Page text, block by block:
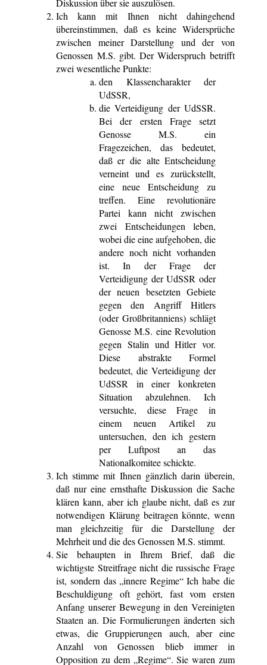
Diskussion über sie auszulösen.
Ich kann mit Ihnen nicht dahingehend
übereinstimmen, daß es keine Widersprüche
zwischen meiner Darstellung und der von
Genossen M.S. gibt. Der Widerspruch betrifft
zwei wesentliche Punkte:
den Klassencharakter der
UdSSR,
die Verteidigung der UdSSR.
Bei der ersten Frage setzt
Genosse M.S. ein
Fragezeichen, das bedeutet,
daß er die alte Entscheidung
verneint und es zurückstellt,
eine neue Entscheidung zu
treffen. Eine revolutionäre
Partei kann nicht zwischen
zwei Entscheidungen leben,
wobei die eine aufgehoben, die
andere noch nicht vorhanden
ist. In der Frage der
Verteidigung der UdSSR oder
der neuen besetzten Gebiete
gegen den Angriff Hitlers
(oder Großbritanniens) schlägt
Genosse M.S. eine Revolution
gegen Stalin und Hitler vor.
Diese abstrakte Formel
bedeutet, die Verteidigung der
UdSSR in einer konkreten
Situation abzulehnen. Ich
versuchte, diese Frage in
einem neuen Artikel zu
untersuchen, den ich gestern
per Luftpost an das
Nationalkomitee schickte.
Ich stimme mit Ihnen gänzlich darin überein,
daß nur eine ernsthafte Diskussion die Sache
klären kann, aber ich glaube nicht, daß es zur
notwendigen Klärung beitragen könnte, wenn
man gleichzeitig für die Darstellung der
Mehrheit und die des Genossen M.S. stimmt.
Sie behaupten in Ihrem Brief, daß die
wichtigste Streitfrage nicht die russische Frage
ist, sondern das „innere Regime“ Ich habe die
Beschuldigung oft gehört, fast vom ersten
Anfang unserer Bewegung in den Vereinigten
Staaten an. Die Formulierungen änderten sich
etwas, die Gruppierungen auch, aber eine
Anzahl von Genossen blieb immer in
Opposition zu dem „Regime“. Sie waren zum